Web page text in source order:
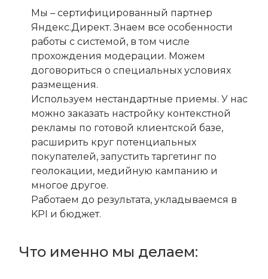
Мы – сертифицированный партнер
Яндекс.Директ. Знаем все особенности
работы с системой, в том числе
прохождения модерации. Можем
договориться о специальных условиях
размещения.
Используем нестандартные приемы. У нас
можно заказать настройку контекстной
рекламы по готовой клиентской базе,
расширить круг потенциальных
покупателей, запустить таргетинг по
геолокации, медийную кампанию и
многое другое.
Работаем до результата, укладываемся в
KPI и бюджет.
Что именно мы делаем: